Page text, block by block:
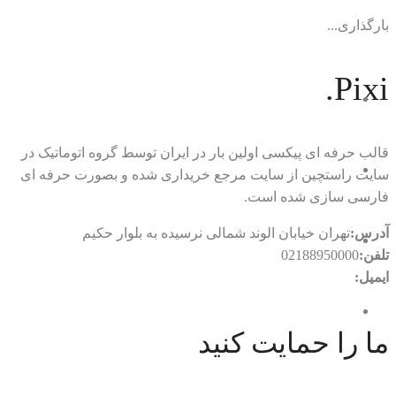
بارگذاری...
Pixi.
قالب حرفه ای پیکسی اولین بار در ایران توسط گروه اتوماتیک در
سایت راستچین از سایت مرجع خریداری شده و بصورت حرفه ای
فارسی سازی شده است.
آدرس:تهران خیابان الوند شمالی نرسیده به بلوار حکیم
تلفن:02188950000
ایمیل:
ما را حمایت کنید